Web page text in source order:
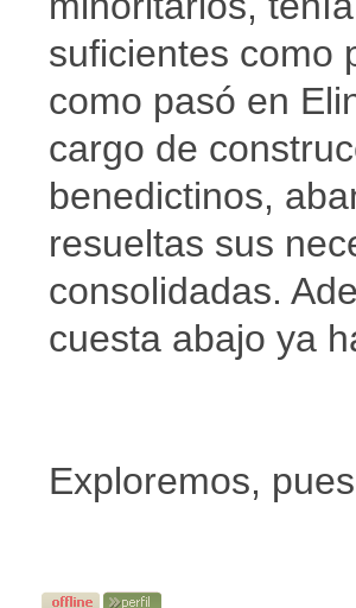
suficientes como
como pasó en
cargo de
benedictinos,
resueltas sus
consolidadas.
cuesta abajo ya
Exploremos,